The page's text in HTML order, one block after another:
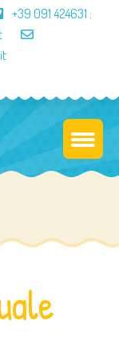
+39 091 424631 ;